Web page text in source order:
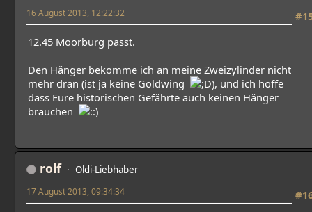
16 August 2013, 12:22:32
12.45 Moorburg passt.
Den Hänger bekomme ich an meine Zweizylinder nicht
mehr dran (ist ja keine Goldwing
), und ich hoffe
dass Eure historischen Gefährte auch keinen Hänger
brauchen
rolf Oldi-Liebhaber
17 August 2013, 09:34:34